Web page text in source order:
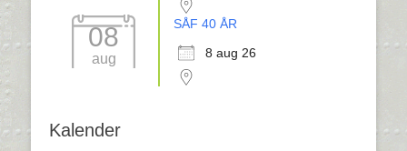
08
aug
SÅF 40 ÅR
8 aug 26
Kalender